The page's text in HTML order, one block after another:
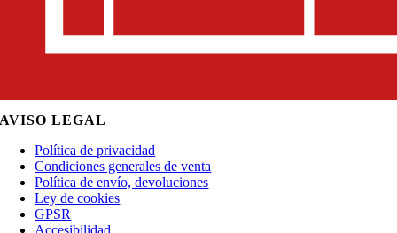
AVISO LEGAL
Política de privacidad
Condiciones generales de venta
Política de envío, devoluciones
Ley de cookies
GPSR
Accesibilidad